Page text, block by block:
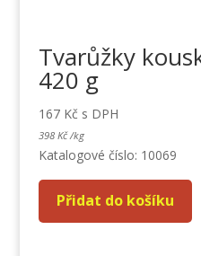
Tvarůžky
420 g
167 Kč s DPH
398 Kč /kg
Katalogové číslo: 10069
Přidat do košíku